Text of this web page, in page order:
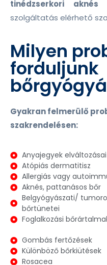
tinédzserkori aknés
szolgáltatás elérhető
Milyen
forduljunk
Gyakran felmerülő
szakrendelésen:
Anyajegyek elváltozásai
Atópiás dermatitisz
Allergiás vagy
Aknés, pattanásos bőr
Belgyógyászati/
bőrtünetei
Foglalkozási
Gombás fertőzések
Különböző bőrkiütések
Rosacea